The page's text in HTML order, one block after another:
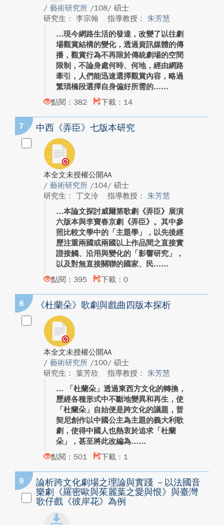
/ 藝術研究所 /108/ 碩士
研究生： 李宗翰
指導教授： 朱芳慧
現今網路生活的發達，改變了以往劇
場觀賞結構的變化，透過資訊媒體的傳
播，觀賞行為不再限於傳統劇場的空間
限制，不論身處何時、何地，經由網路
牽引，人們能迅速選擇觀賞內容，略過
繁瑣橋段選擇自身偏好所需的...
點閱：382
下載：14
7 中西《弄臣》七版本研究
本全文未授權公開AA
/ 藝術研究所 /104/ 碩士
研究生： 丁文泠
指導教授： 朱芳慧
本論文探討威爾第歌劇《弄臣》展演
六版本與李寶春京劇《弄臣》。其中參
照比較文學中的「主題學」，以先後經
歷注重兩國或兩國以上作品間之直接實
證接觸、沿用與變化的「影響研究」，
以及對無直接關聯的國家、民...
點閱：395
下載：0
8 《杜蘭朵》歌劇與戲曲四版本探析
本全文未授權公開AA
/ 藝術研究所 /100/ 碩士
研究生： 葉芳欣
指導教授： 朱芳慧
「杜蘭朵」透過東西方文化的轉換，
歷經各種形式中不斷地變異和再生，使
「杜蘭朵」自始便是跨文化的議題，普
契尼創作以中國公主為主題的義大利歌
劇，使得中國人也熱衷於追求「杜蘭
朵」，甚至將此改編為...
點閱：501
下載：1
9
論析跨文化劇場之理論與實踐 －以法國音
樂劇《羅密歐與茱麗葉之愛與恨》與臺灣
歌仔戲《彼岸花》為例